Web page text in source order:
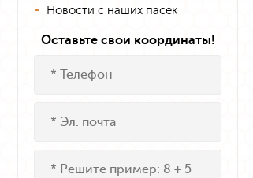
Новости с наших пасек
Оставьте свои координаты!